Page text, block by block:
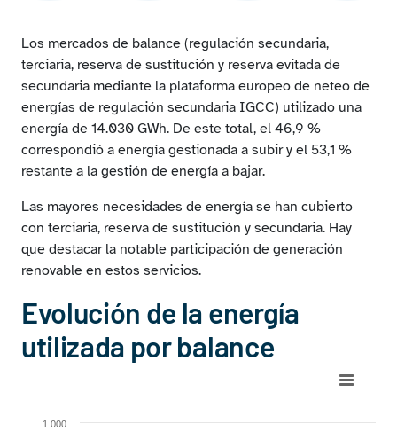
anual
Reserva de sustitución. Desglose asignaciones por
tecnologías. Total anual
Los mercados de balance (regulación secundaria,
terciaria, reserva de sustitución y reserva evitada de
secundaria mediante la plataforma europeo de neteo de
energías de regulación secundaria IGCC) utilizado una
energía de 14.030 GWh. De este total, el 46,9 %
correspondió a energía gestionada a subir y el 53,1 %
restante a la gestión de energía a bajar.
Las mayores necesidades de energía se han cubierto
con terciaria, reserva de sustitución y secundaria. Hay
que destacar la notable participación de generación
renovable en estos servicios.
Evolución de la energía
utilizada por balance
1.000